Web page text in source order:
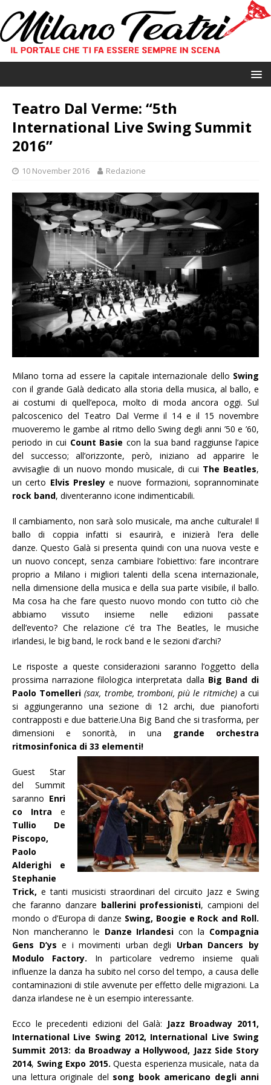
Teatro Dal Verme: “5th
International Live Swing Summit
2016”
10 November 2016 Redazione
Milano torna ad essere la capitale internazionale dello Swing
con il grande Galà dedicato alla storia della musica, al ballo, e
ai costumi di quell’epoca, molto di moda ancora oggi. Sul
palcoscenico del Teatro Dal Verme il 14 e il 15 novembre
muoveremo le gambe al ritmo dello Swing degli anni ’50 e ’60,
periodo in cui Count Basie con la sua band raggiunse l’apice
del successo; all’orizzonte, però, iniziano ad apparire le
avvisaglie di un nuovo mondo musicale, di cui The Beatles,
un certo Elvis Presleye nuove formazioni, soprannominate
rock band, diventeranno icone indimenticabili.
Il cambiamento, non sarà solo musicale, ma anche culturale! Il
ballo di coppia infatti si esaurirà, e inizierà l’era delle
danze. Questo Galà si presenta quindi con una nuova veste e
un nuovo concept, senza cambiare l’obiettivo: fare incontrare
proprio a Milano i migliori talenti della scena internazionale,
nella dimensione della musica e della sua parte visibile, il ballo.
Ma cosa ha che fare questo nuovo mondo con tutto ciò che
abbiamo vissuto insieme nelle edizioni passate
dell’evento? Che relazione c’é tra The Beatles, le musiche
irlandesi, le big band, le rock band e le sezioni d’archi?
Le risposte a queste considerazioni saranno l’oggetto della
prossima narrazione filologica interpretata dalla Big Band di
Paolo Tomelleri (sax, trombe, tromboni, più le ritmiche)a cui
si aggiungeranno una sezione di 12 archi, due pianoforti
contrapposti e due batterie.Una Big Band che si trasforma, per
dimensioni e sonorità, in una grande orchestra
ritmosinfonica di 33 elementi!
Guest Star
del Summit
saranno Enri
co Intra e
Tullio De
Piscopo,
Paolo
Alderighi e
Stephanie
Trick, e tanti musicisti straordinari del circuito Jazz e Swing
che faranno danzare ballerini professionisti, campioni del
mondo o d’Europa di danze Swing, Boogie e Rock and Roll.
Non mancheranno le Danze Irlandesi con la Compagnia
Gens D’ys e i movimenti urban degli Urban Dancers by
Modulo Factory. In particolare vedremo insieme quali
influenze la danza ha subito nel corso del tempo, a causa delle
contaminazioni di stile avvenute per effetto delle migrazioni. La
danza irlandese ne è un esempio interessante.
Ecco le precedenti edizioni del Galà: Jazz Broadway 2011,
International Live Swing 2012, International Live Swing
Summit 2013: da Broadway a Hollywood, Jazz Side Story
2014, Swing Expo 2015. Questa esperienza musicale, nata da
una lettura originale del song book americano degli anni